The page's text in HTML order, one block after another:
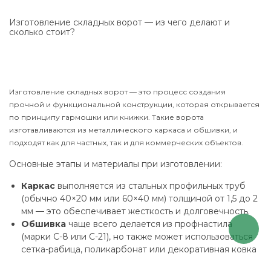
Изготовление складных ворот — из чего делают и
сколько стоит?
Изготовление складных ворот — это процесс создания
прочной и функциональной конструкции, которая открывается
по принципу гармошки или книжки. Такие ворота
изготавливаются из металлического каркаса и обшивки, и
подходят как для частных, так и для коммерческих объектов.
Основные этапы и материалы при изготовлении:
Каркас выполняется из стальных профильных труб
(обычно 40×20 мм или 60×40 мм) толщиной от 1,5 до 2
мм — это обеспечивает жесткость и долговечность.
Обшивка чаще всего делается из профнастила
(марки С-8 или С-21), но также может использоваться
сетка-рабица, поликарбонат или декоративная ковка